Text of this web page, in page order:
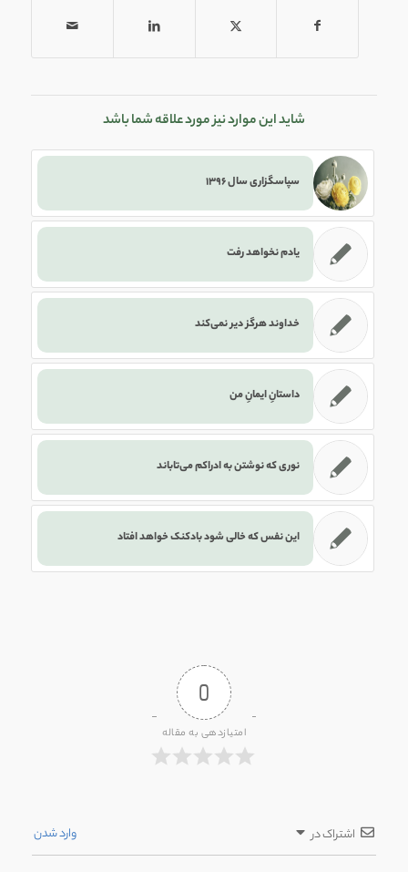
شاید این موارد نیز مورد علاقه شما باشد
سپاسگزاری سال ۱۳۹۶
یادم نخواهد رفت
خداوند هرگز دیر نمی‌کند
داستانِ ایمانِ من
نوری که نوشتن به ادراکم می‌تاباند
این نفس که خالی شود بادکنک خواهد افتاد
0
امتیازدهی به مقاله
اشتراک در وارد شدن